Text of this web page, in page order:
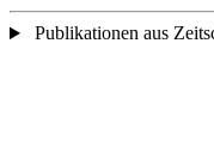
Publikationen aus